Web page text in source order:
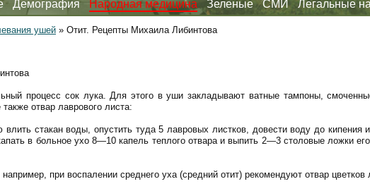
Демография Народная медицина Зеленые СМИ Легальные
ушей » Отит. Рецепты Михаила Либинтова
процесс сок лука. Для этого в уши закладывают ватные тампоны,
отвар лаврового листа:
стакан воды, опустить туда 5 лавровых листков, довести воду до кипения
в больное ухо 8—10 капель теплого отвара и выпить 2—3 столовые ложки
при воспалении среднего уха (средний отит) рекомендуют отвар цветков